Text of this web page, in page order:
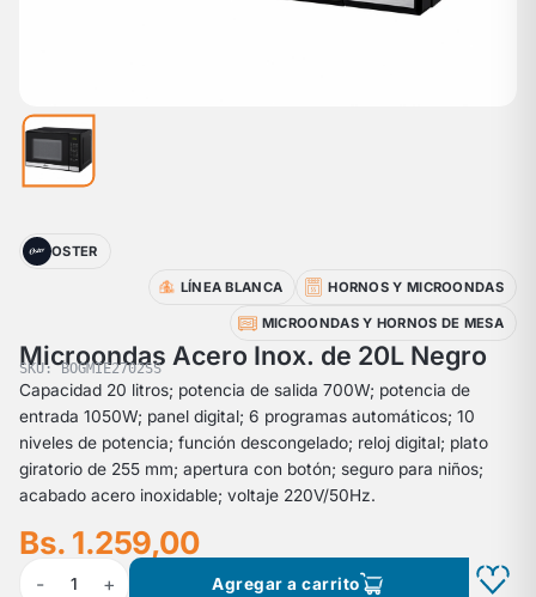
OSTER
LÍNEA BLANCA HORNOS Y MICROONDAS
MICROONDAS Y HORNOS DE MESA
Microondas Acero Inox. de 20L Negro
SKU: BOGMIE2702SS
Capacidad 20 litros; potencia de salida 700W; potencia de
entrada 1050W; panel digital; 6 programas automáticos; 10
niveles de potencia; función descongelado; reloj digital; plato
giratorio de 255 mm; apertura con botón; seguro para niños;
acabado acero inoxidable; voltaje 220V/50Hz.
Bs. 1.259,00
- 1 + Agregar a carrito